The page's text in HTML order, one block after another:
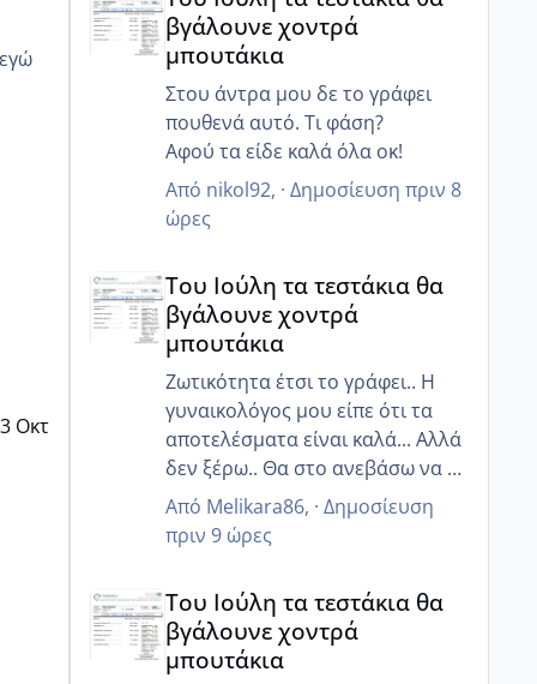
Οκτ
πήγα εχτές παράγγειλα και της
τούρτες τα έχω κανονίσει όλα
περιμένουν πως και πως 😂
βγάλουνε χοντρά
μπουτάκια
Στου άντρα μου δε το γράφει
πουθενά αυτό. Τι φάση?
Αφού τα είδε καλά όλα οκ!
Από nikol92, · Δημοσίευση πριν 8
ώρες
Του Ιούλη τα τεστάκια θα
βγάλουνε χοντρά
μπουτάκια
Ζωτικότητα έτσι το γράφει.. Η
γυναικολόγος μου είπε ότι τα
αποτελέσματα είναι καλά... Αλλά
δεν ξέρω.. Θα στο ανεβάσω να το
δεις κ εσύ
Από Melikara86, · Δημοσίευση
πριν 9 ώρες
Του Ιούλη τα τεστάκια θα
βγάλουνε χοντρά
μπουτάκια